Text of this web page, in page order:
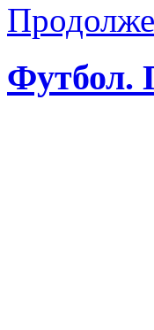
Футбол.